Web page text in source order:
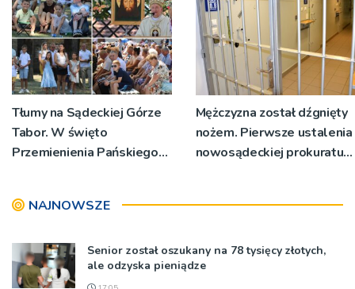
Tłumy na Sądeckiej Górze
Tabor. W święto
Przemienienia Pańskiego
[ZDJĘCIA]
Mężczyzna został dźgnięty
nożem. Pierwsze ustalenia
nowosądeckiej prokuratury
NAJNOWSZE
Senior został oszukany na 78 tysięcy złotych,
ale odzyska pieniądze